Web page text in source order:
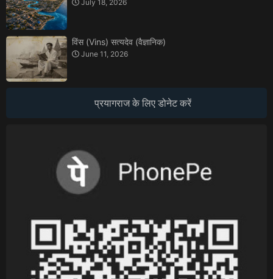
July 18, 2026
विंस (Vins) सत्यदेव (वैज्ञानिक)
June 11, 2026
प्रयागराज के लिए डोनेट करें